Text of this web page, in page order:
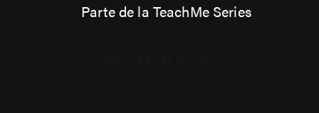
Parte de la TeachMe Series